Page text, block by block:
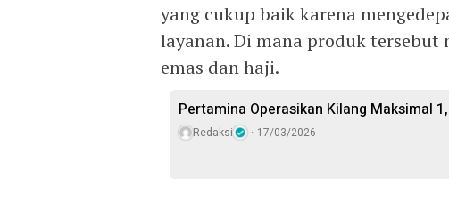
yang cukup baik karena
layanan. Di mana produk
emas dan haji.
Pertamina Operasikan Kilang Maksimal
Redaksi 17/03/2026